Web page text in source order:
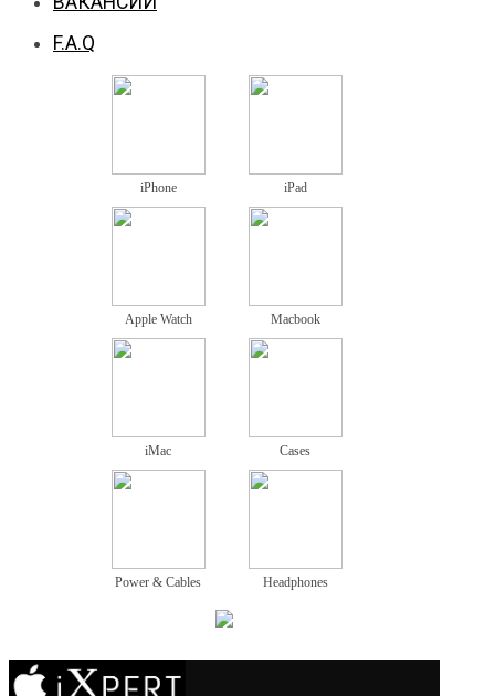
F.A.Q
iPhone iPad
Apple Watch Macbook
iMac Cases
Power & Cables Headphones